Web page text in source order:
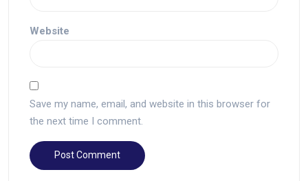
Website
Save my name, email, and website in this browser for
the next time I comment.